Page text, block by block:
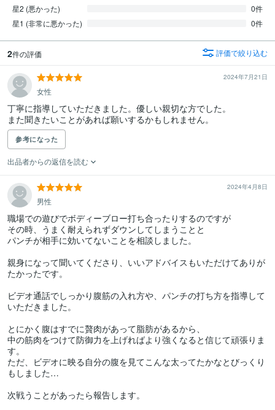
星2 (悪かった)
0件
星1 (非常に悪かった)
0件
2件の評価 評価で絞り込む
2024年7月21日
女性
丁寧に指導していただきました。優しい親切な方でした。
また聞きたいことがあれば願いするかもしれません。
参考になった
出品者からの返信を読む
2024年4月8日
男性
職場での遊びでボディーブロー打ち合ったりするのですが
その時、うまく耐えられずダウンしてしまうことと
パンチが相手に効いてないことを相談しました。
親身になって聞いてくださり、いいアドバイスもいただけてありが
たかったです。
ビデオ通話でしっかり腹筋の入れ方や、パンチの打ち方を指導して
いただきました。
とにかく腹はすでに贅肉があって脂肪があるから、
中の筋肉をつけて防御力を上げればより強くなると信じて頑張りま
す。
ただ、ビデオに映る自分の腹を見てこんな太ってたかなとびっくり
もしました…
次戦うことがあったら報告します。